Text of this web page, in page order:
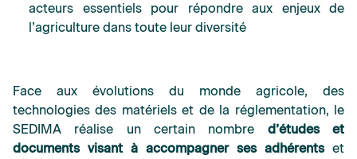
acteurs essentiels pour répondre aux enjeux de
l’agriculture dans toute leur diversité
Face aux évolutions du monde agricole, des
technologies des matériels et de la réglementation, le
SEDIMA réalise un certain nombre d’études et
documents visant à accompagner ses adhérentset